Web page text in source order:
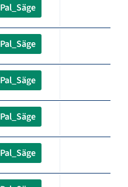
Pal_Säge
Pal_Säge
Pal_Säge
Pal_Säge
Pal_Säge